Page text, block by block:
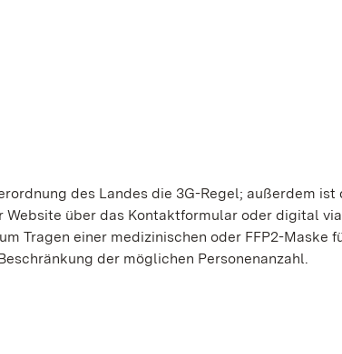
des Landes die 3G-Regel; außerdem ist
über das Kontaktformular oder digital
Tragen einer medizinischen oder FFP2-Maske
der möglichen Personenanzahl.